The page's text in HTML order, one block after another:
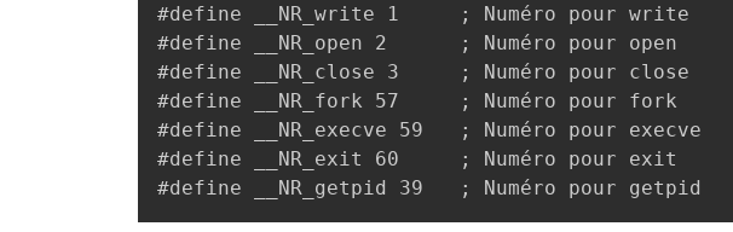
#define __NR_write 1     ; Numéro pour write
#define __NR_open 2      ; Numéro pour open
#define __NR_close 3     ; Numéro pour close
#define __NR_fork 57     ; Numéro pour fork
#define __NR_execve 59   ; Numéro pour execve
#define __NR_exit 60     ; Numéro pour exit
#define __NR_getpid 39   ; Numéro pour getpid